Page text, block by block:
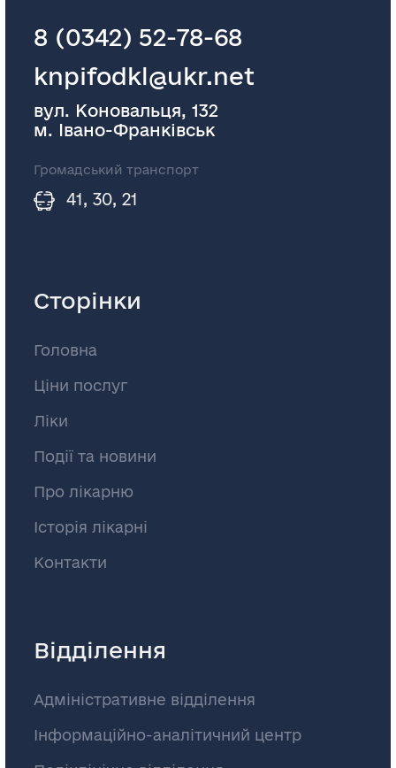
8 (0342) 52-78-68
knpifodkl@ukr.net
вул. Коновальця, 132
м. Івано-Франківськ
Громадський транспорт
41, 30, 21
Сторінки
Головна
Ціни послуг
Ліки
Події та новини
Про лікарню
Історія лікарні
Контакти
Відділення
Адміністративне відділення
Інформаційно-аналітичний центр